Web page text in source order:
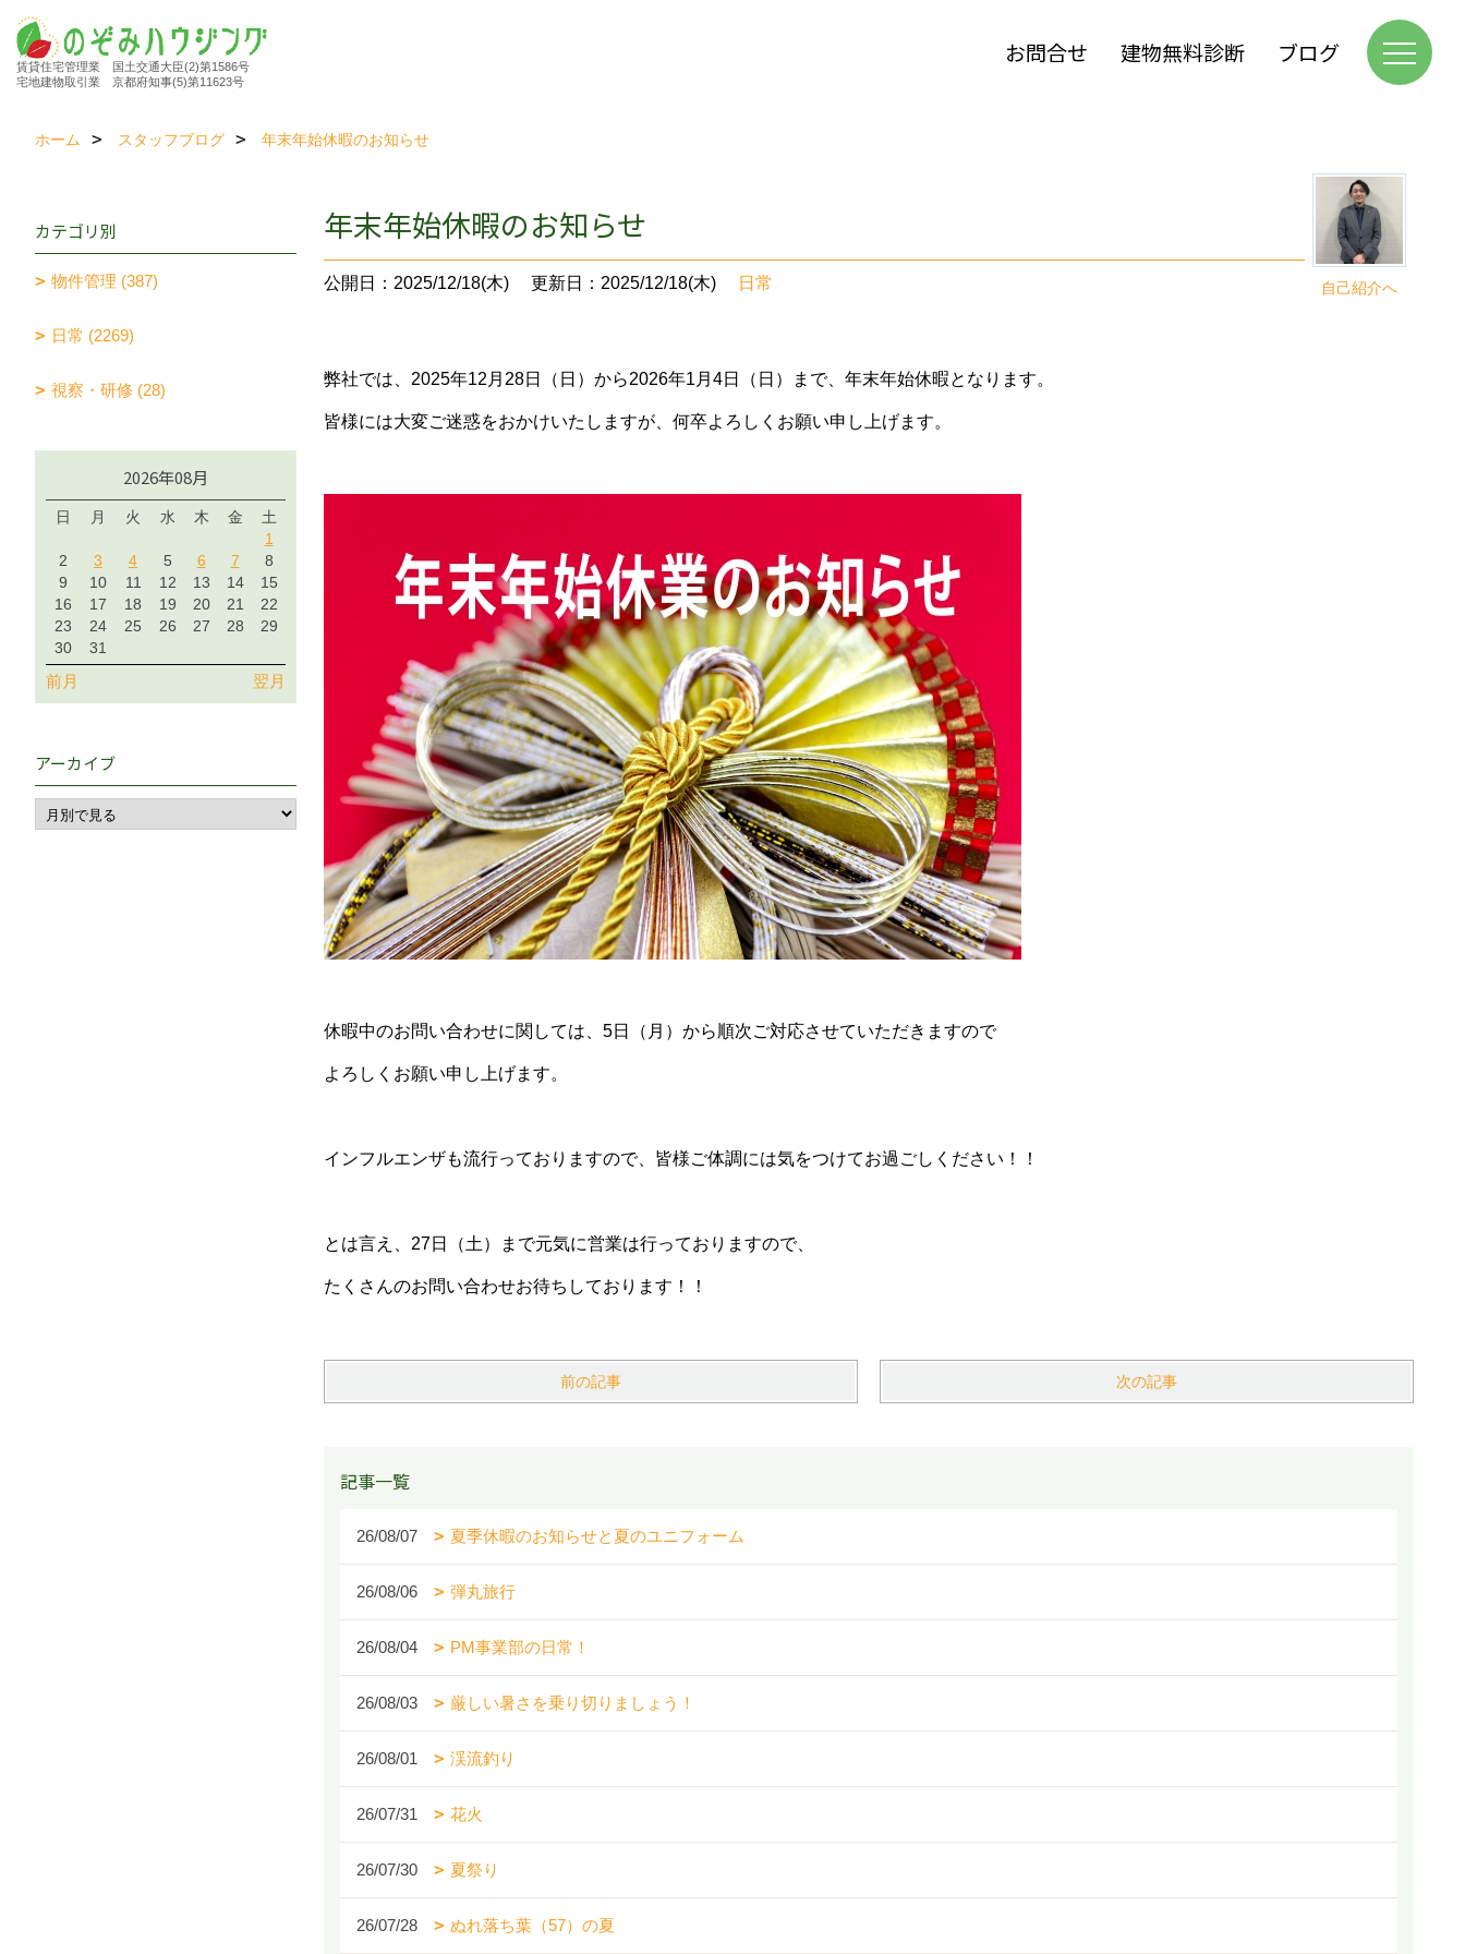
賃貸住宅管理業 国土交通大臣(2)第1586号
宅地建物取引業 京都府知事(5)第11623号
お問合せ 建物無料診断 ブログ
ホーム スタッフブログ 年末年始休暇のお知らせ
自己紹介へ
年末年始休暇のお知らせ
公開日：2025/12/18(木) 更新日：2025/12/18(木) 日常
弊社では、2025年12月28日（日）から2026年1月4日（日）まで、年末年始休暇となります。
皆様には大変ご迷惑をおかけいたしますが、何卒よろしくお願い申し上げます。
休暇中のお問い合わせに関しては、5日（月）から順次ご対応させていただきますので
よろしくお願い申し上げます。
インフルエンザも流行っておりますので、皆様ご体調には気をつけてお過ごしください！！
とは言え、27日（土）まで元気に営業は行っておりますので、
たくさんのお問い合わせお待ちしております！！
前の記事 次の記事
記事一覧
26/08/07 夏季休暇のお知らせと夏のユニフォーム
26/08/06 弾丸旅行
26/08/04 PM事業部の日常！
26/08/03 厳しい暑さを乗り切りましょう！
26/08/01 渓流釣り
26/07/31 花火
26/07/30 夏祭り
26/07/28 ぬれ落ち葉（57）の夏
カテゴリ別
物件管理 (387)
日常 (2269)
視察・研修 (28)
2026年08月
日 月 火 水 木 金
土
1
2
3 4 5 6 7
8
9
10 11 12 13 14
15
16
17 18 19 20 21
22
23
24 25 26 27 28
29
30
31
前月 翌月
アーカイブ